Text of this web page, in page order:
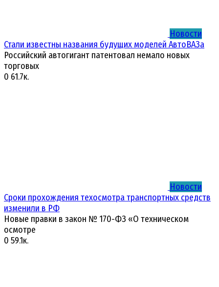
Новости
Стали известны названия будущих моделей АвтоВАЗа
Российский автогигант патентовал немало новых
торговых
0 61.7к.
Новости
Сроки прохождения техосмотра транспортных средств
изменили в РФ
Новые правки в закон № 170-ФЗ «О техническом
осмотре
0 59.1к.